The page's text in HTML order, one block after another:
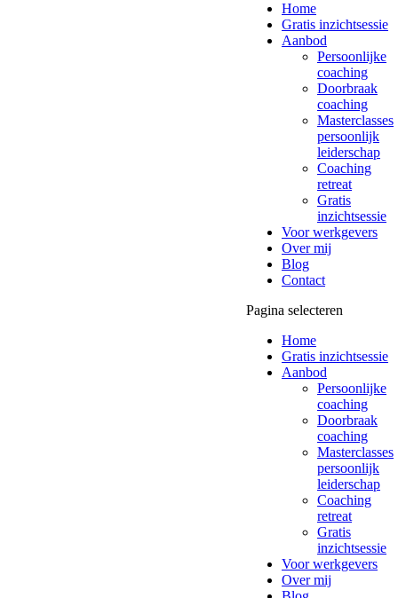
Home
Gratis inzichtsessie
Aanbod
Persoonlijke
coaching
Doorbraak
coaching
Masterclasses
persoonlijk
leiderschap
Coaching
retreat
Gratis
inzichtsessie
Voor werkgevers
Over mij
Blog
Contact
Pagina selecteren
Home
Gratis inzichtsessie
Aanbod
Persoonlijke
coaching
Doorbraak
coaching
Masterclasses
persoonlijk
leiderschap
Coaching
retreat
Gratis
inzichtsessie
Voor werkgevers
Over mij